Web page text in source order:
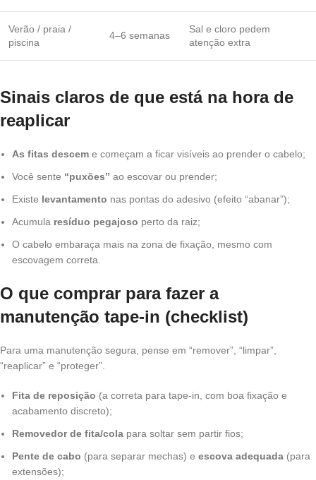
Verão / praia /
piscina
4–6 semanas
Sal e cloro pedem
atenção extra
Sinais claros de que está na hora de
reaplicar
As fitas descem e começam a ficar visíveis ao prender o cabelo;
Você sente “puxões” ao escovar ou prender;
Existe levantamento nas pontas do adesivo (efeito “abanar”);
Acumula resíduo pegajoso perto da raiz;
O cabelo embaraça mais na zona de fixação, mesmo com
escovagem correta.
O que comprar para fazer a
manutenção tape-in (checklist)
Para uma manutenção segura, pense em “remover”, “limpar”,
“reaplicar” e “proteger”.
Fita de reposição (a correta para tape-in, com boa fixação e
acabamento discreto);
Removedor de fita/cola para soltar sem partir fios;
Pente de cabo (para separar mechas) e escova adequada (para
extensões);